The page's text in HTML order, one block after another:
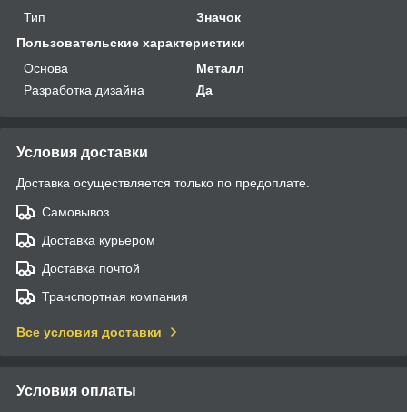
Тип
Значок
Пользовательские характеристики
Основа
Металл
Разработка дизайна
Да
Условия доставки
Доставка осуществляется только по предоплате.
Самовывоз
Доставка курьером
Доставка почтой
Транспортная компания
Все условия доставки
Условия оплаты